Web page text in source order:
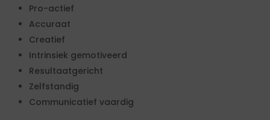
Pro-actief
Accuraat
Creatief
Intrinsiek gemotiveerd
Resultaatgericht
Zelfstandig
Communicatief vaardig